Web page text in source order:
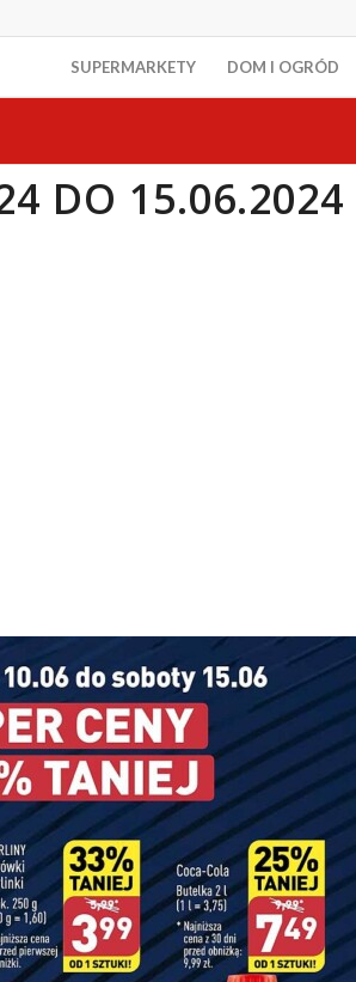
SUPERMARKETY DOM I OGRÓD
DO 15.06.2024